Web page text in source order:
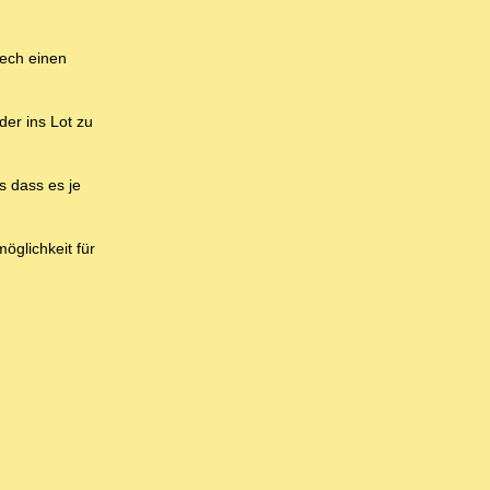
einen
ins Lot zu
dass es je
für